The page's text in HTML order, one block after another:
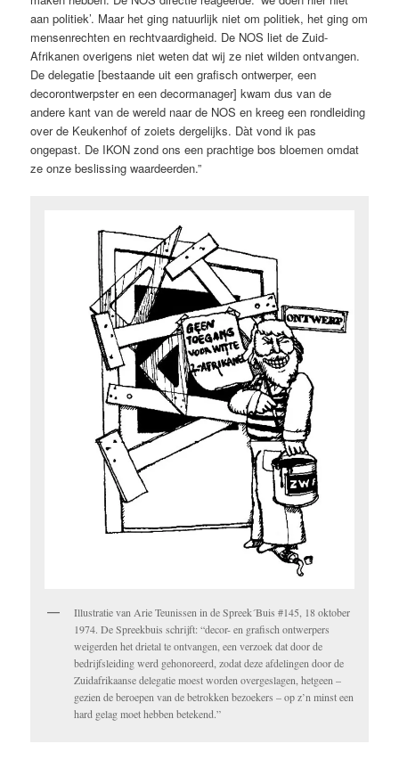
aan politiek’. Maar het ging natuurlijk niet om politiek, het ging om
mensenrechten en rechtvaardigheid. De NOS liet de Zuid-
Afrikanen overigens niet weten dat wij ze niet wilden ontvangen.
De delegatie [bestaande uit een grafisch ontwerper, een
decorontwerpster en een decormanager] kwam dus van de
andere kant van de wereld naar de NOS en kreeg een rondleiding
over de Keukenhof of zoiets dergelijks. Dàt vond ik pas
ongepast. De IKON zond ons een prachtige bos bloemen omdat
ze onze beslissing waardeerden.”
Illustratie van Arie Teunissen in de Spreek´Buis #145, 18 oktober
1974. De Spreekbuis schrijft: “decor- en grafisch ontwerpers
weigerden het drietal te ontvangen, een verzoek dat door de
bedrijfsleiding werd gehonoreerd, zodat deze afdelingen door de
Zuidafrikaanse delegatie moest worden overgeslagen, hetgeen –
gezien de beroepen van de betrokken bezoekers – op z’n minst een
hard gelag moet hebben betekend.”